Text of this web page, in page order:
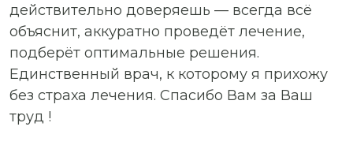
действительно доверяешь — всегда всё
объяснит, аккуратно проведёт лечение,
подберёт оптимальные решения.
Единственный врач, к которому я прихожу
без страха лечения. Спасибо Вам за Ваш
труд !